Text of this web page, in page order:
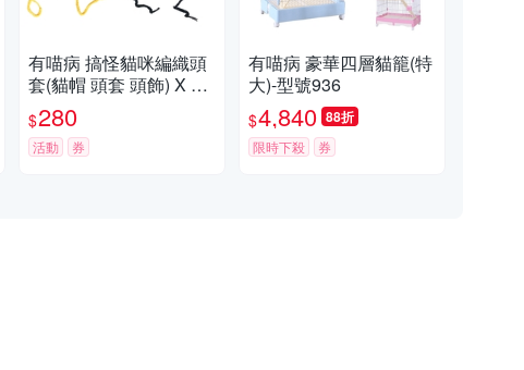
有喵病 搞怪貓咪編織頭
套(貓帽 頭套 頭飾) X 1
入
$280
活動 券
有喵病 豪華四層貓籠(特
大)-型號936
$4,840 88折
限時下殺 券